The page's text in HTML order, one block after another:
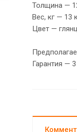
Толщина —
Вес, кг — 13
Цвет —
Гарантия —